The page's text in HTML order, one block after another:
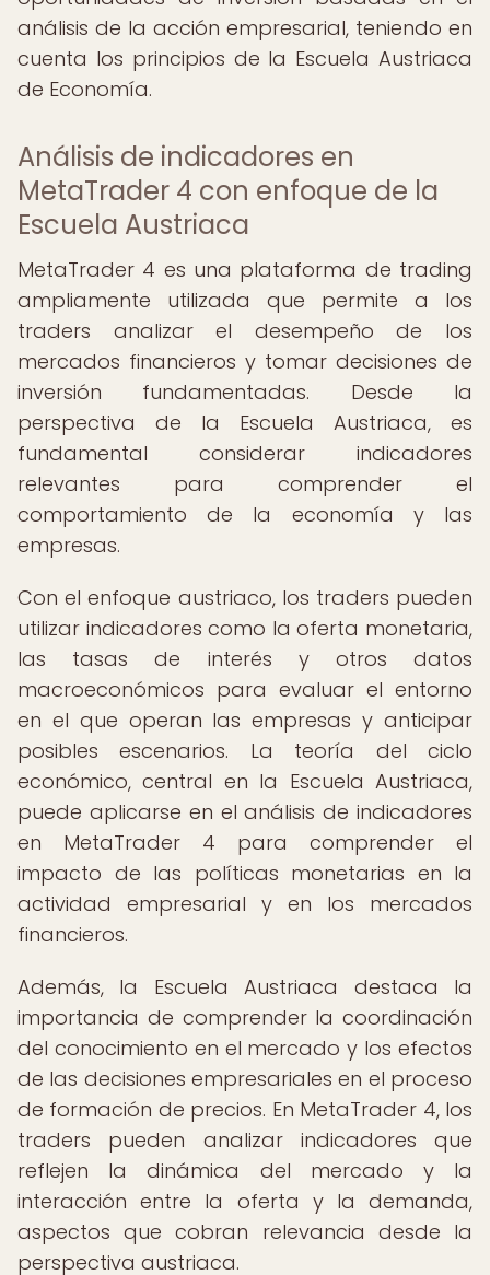
análisis de la acción empresarial, teniendo en
cuenta los principios de la Escuela Austriaca
de Economía.
Análisis de indicadores en
MetaTrader 4 con enfoque de la
Escuela Austriaca
MetaTrader 4 es una plataforma de trading
ampliamente utilizada que permite a los
traders analizar el desempeño de los
mercados financieros y tomar decisiones de
inversión fundamentadas. Desde la
perspectiva de la Escuela Austriaca, es
fundamental considerar indicadores
relevantes para comprender el
comportamiento de la economía y las
empresas.
Con el enfoque austriaco, los traders pueden
utilizar indicadores como la oferta monetaria,
las tasas de interés y otros datos
macroeconómicos para evaluar el entorno
en el que operan las empresas y anticipar
posibles escenarios. La teoría del ciclo
económico, central en la Escuela Austriaca,
puede aplicarse en el análisis de indicadores
en MetaTrader 4 para comprender el
impacto de las políticas monetarias en la
actividad empresarial y en los mercados
financieros.
Además, la Escuela Austriaca destaca la
importancia de comprender la coordinación
del conocimiento en el mercado y los efectos
de las decisiones empresariales en el proceso
de formación de precios. En MetaTrader 4, los
traders pueden analizar indicadores que
reflejen la dinámica del mercado y la
interacción entre la oferta y la demanda,
aspectos que cobran relevancia desde la
perspectiva austriaca.